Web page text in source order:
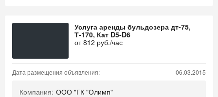
Услуга аренды бульдозера дт-75,
Т-170, Кат D5-D6
от812 руб./час
Дата размещения объявления: 06.03.2015
Компания: ООО "ГК "Олимп"